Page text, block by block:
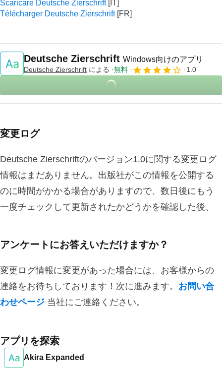
Scaricare Deutsche Zierschrift
Télécharger Deutsche Zierschrift
Deutsche Zierschrift Windows向けのアプリ
Deutsche Zierschrift による 無料 1.0
変更ログ
Deutsche Zierschriftのバージョン1.0に関する変更ログ
情報はまだありません。出版社がこの情報を公開する
のに時間がかかる場合がありますので、数日後にもう
一度チェックして更新されたかどうかを確認した後、
アンケートにお答えいただけますか？
変更ログ情報に変更があった場合には、お客様からの
連絡をお待ちしております！次に進みます。 お問い合
わせページ 当社にご連絡ください。
アプリを探索
Akira Expanded